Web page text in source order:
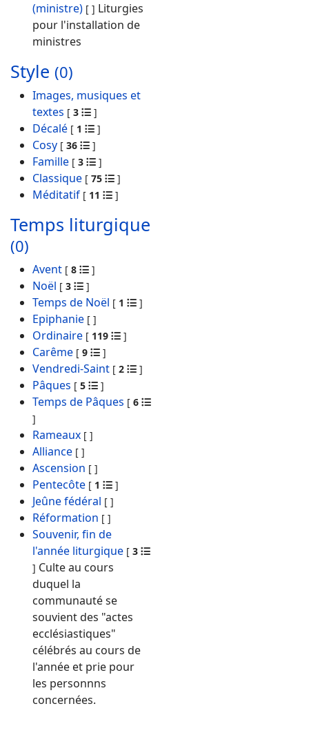
(ministre) [ ] Liturgies
pour l'installation de
ministres
Style (0)
Images, musiques et
textes [ 3 ]
Décalé [ 1 ]
Cosy [ 36 ]
Famille [ 3 ]
Classique [ 75 ]
Méditatif [ 11 ]
Temps liturgique
(0)
Avent [ 8 ]
Noël [ 3 ]
Temps de Noël [ 1 ]
Epiphanie [ ]
Ordinaire [ 119 ]
Carême [ 9 ]
Vendredi-Saint [ 2 ]
Pâques [ 5 ]
Temps de Pâques [ 6
]
Rameaux [ ]
Alliance [ ]
Ascension [ ]
Pentecôte [ 1 ]
Jeûne fédéral [ ]
Réformation [ ]
Souvenir, fin de
l'année liturgique [ 3
] Culte au cours
duquel la
communauté se
souvient des "actes
ecclésiastiques"
célébrés au cours de
l'année et prie pour
les personnns
concernées.